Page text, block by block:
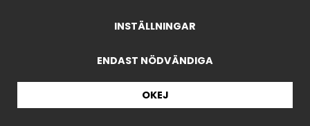
© 2025 - IGG Concept Store
INSTÄLLNINGAR
ENDAST NÖDVÄNDIGA
OKEJ